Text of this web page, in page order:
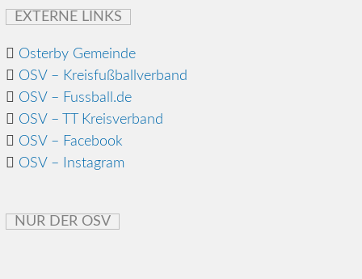
EXTERNE LINKS
Osterby Gemeinde
OSV – Kreisfußballverband
OSV – Fussball.de
OSV – TT Kreisverband
OSV – Facebook
OSV – Instagram
NUR DER OSV